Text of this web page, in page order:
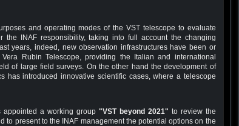
and operating modes of the VST telescope to evaluate
the INAF responsibility, taking into full account the changing
years, indeed, new observation infrastructures have been or
Rubin Telescope, providing the Italian and international
of large field surveys. On the other hand the development of
has introduced innovative scientific cases, where a telescope
appointed a working group"VST beyond 2021" to review the
to present to the INAF management the potential options on the